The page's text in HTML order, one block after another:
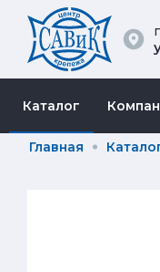
Каталог
Главная